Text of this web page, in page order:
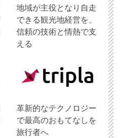
地域が主役となり自走
できる観光地経営を、
信頼の技術と情熱で支
える
革新的なテクノロジー
で最高のおもてなしを
旅行者へ